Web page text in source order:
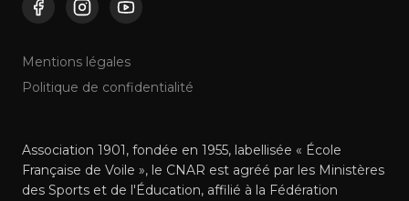
Mentions légales
Politique de confidentialité
Association 1901, fondée en 1955, labellisée « École
Française de Voile », le CNAR est agréé par les Ministères
des Sports et de l'Éducation, affilié à la Fédération